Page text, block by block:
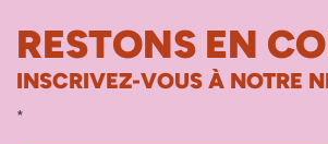
RESTONS EN
INSCRIVEZ-VOUS À NOTRE
*